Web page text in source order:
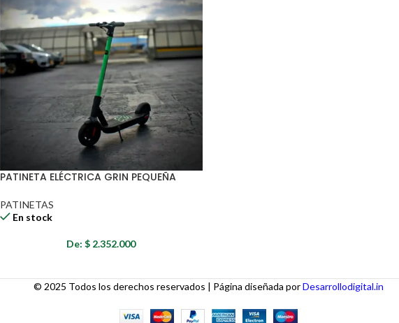
PATINETA ELÉCTRICA GRIN PEQUEÑA
PATINETAS
En stock
De:$ 2.352.000
© 2025 Todos los derechos reservados | Página diseñada porDesarrollodigital.in